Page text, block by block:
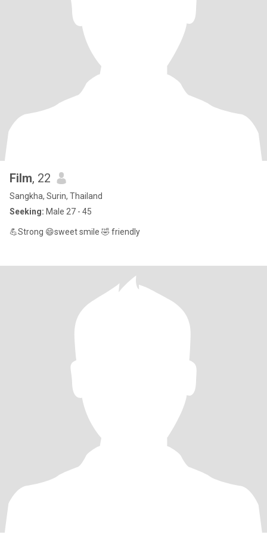
Film, 22
Sangkha, Surin, Thailand
Seeking: Male 27 - 45
💪Strong 😄sweet smile 🤣 friendly